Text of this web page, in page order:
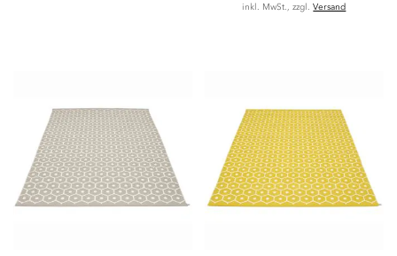
inkl. MwSt., zzgl.Versand